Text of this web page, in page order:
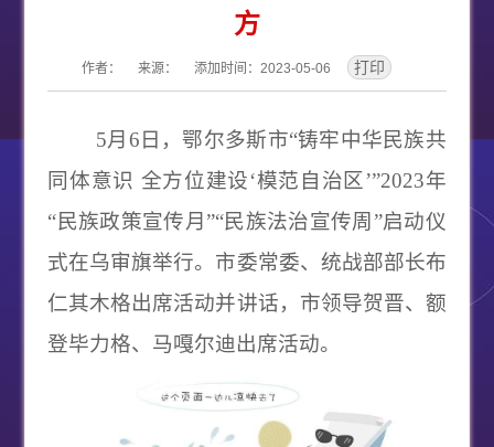
方
作者： 来源： 添加时间：2023-05-06
5月6日，鄂尔多斯市“铸牢中华民族共
同体意识 全方位建设‘模范自治区’”2023年
“民族政策宣传月”“民族法治宣传周”启动仪
式在乌审旗举行。市委常委、统战部部长布
仁其木格出席活动并讲话，市领导贺晋、额
登毕力格、马嘎尔迪出席活动。